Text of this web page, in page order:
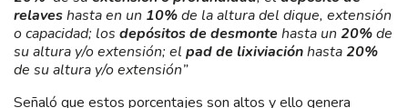
relaveshasta en un 10%de la altura del dique, extensión
o capacidad; los depósitos de desmontehasta un 20%de
su altura y/o extensión; el pad de lixiviaciónhasta20%
de su altura y/o extensión”
Señaló que estos porcentajes son altos y ello genera